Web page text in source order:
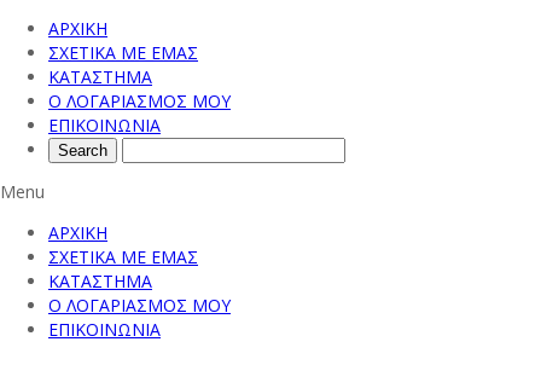
ΑΡΧΙΚΗ
ΣΧΕΤΙΚΑ ΜΕ ΕΜΑΣ
ΚΑΤΑΣΤΗΜΑ
Ο ΛΟΓΑΡΙΑΣΜΟΣ ΜΟΥ
ΕΠΙΚΟΙΝΩΝΙΑ
Menu
ΑΡΧΙΚΗ
ΣΧΕΤΙΚΑ ΜΕ ΕΜΑΣ
ΚΑΤΑΣΤΗΜΑ
Ο ΛΟΓΑΡΙΑΣΜΟΣ ΜΟΥ
ΕΠΙΚΟΙΝΩΝΙΑ